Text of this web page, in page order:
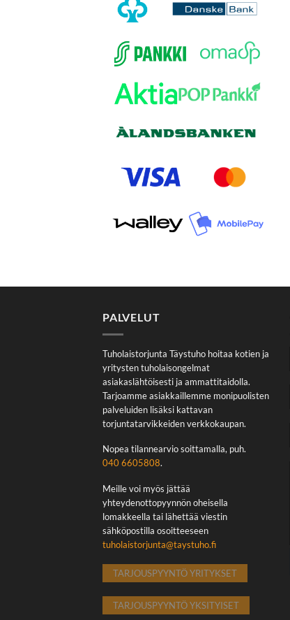
PALVELUT
Tuholaistorjunta Täystuho hoitaa kotien ja
yritysten tuholaisongelmat
asiakaslähtöisesti ja ammattitaidolla.
Tarjoamme asiakkaillemme monipuolisten
palveluiden lisäksi kattavan
torjuntatarvikkeiden verkkokaupan.
Nopea tilannearvio soittamalla, puh.
040 6605808.
Meille voi myös jättää
yhteydenottopyynnön oheisella
lomakkeella tai lähettää viestin
sähköpostilla osoitteeseen
tuholaistorjunta@taystuho.fi
TARJOUSPYYNTÖ YRITYKSET
TARJOUSPYYNTÖ YKSITYISET